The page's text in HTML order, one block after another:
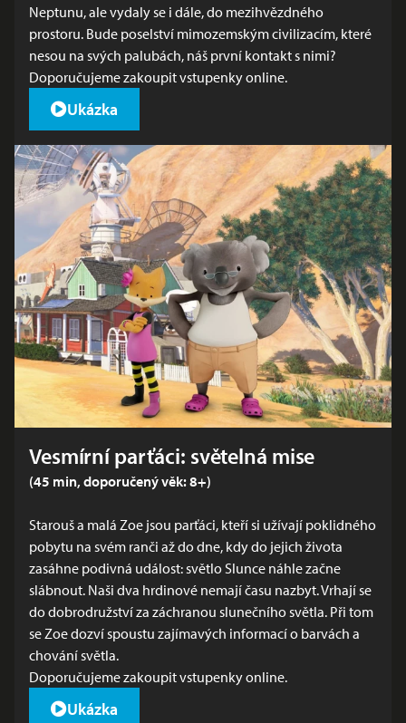
Neptunu, ale vydaly se i dále, do mezihvězdného
prostoru. Bude poselství mimozemským civilizacím, které
nesou na svých palubách, náš první kontakt s nimi?
Doporučujeme zakoupitvstupenky online.
Ukázka
Vesmírní parťáci: světelná mise
(45 min, doporučený věk: 8+)
Starouš a malá Zoe jsou parťáci, kteří si užívají poklidného
pobytu na svém ranči až do dne, kdy do jejich života
zasáhne podivná událost: světlo Slunce náhle začne
slábnout. Naši dva hrdinové nemají času nazbyt. Vrhají se
do dobrodružství za záchranou slunečního světla. Při tom
se Zoe dozví spoustu zajímavých informací o barvách a
chování světla.
Doporučujeme zakoupitvstupenky online.
Ukázka